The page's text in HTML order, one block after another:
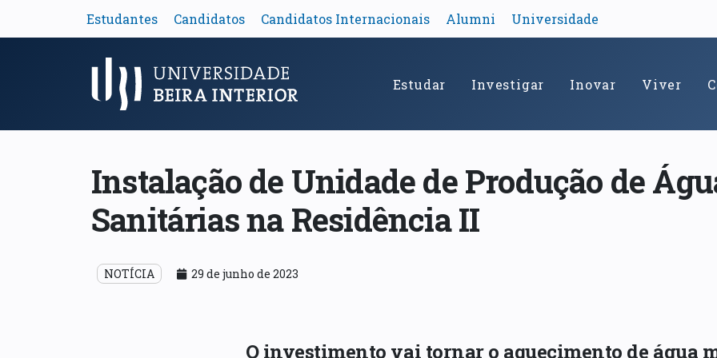
Estudantes Candidatos Candidatos Internacionais Alumni Universidade
Menu Principal Estudar Investigar Inovar Viver
Instalação de Unidade de Produção de
Sanitárias na Residência II
NOTÍCIA 29 de junho de 2023
O investimento vai tornar o aquecimento de água